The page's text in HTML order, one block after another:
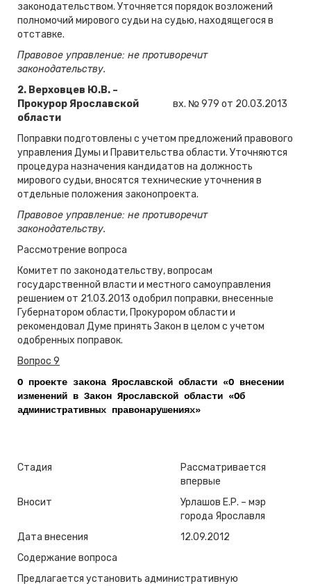
законодательством. Уточняется порядок возложений
полномочий мирового судьи на судью, находящегося в
отставке.
Правовое управление: не противоречит
законодательству.
2. Верховцев Ю.В. –
Прокурор Ярославской
области
вх. № 979 от 20.03.2013
Поправки подготовлены с учетом предложений правового
управления Думы и Правительства области. Уточняются
процедура назначения кандидатов на должность
мирового судьи, вносятся технические уточнения в
отдельные положения законопроекта.
Правовое управление: не противоречит
законодательству.
Рассмотрение вопроса
Комитет по законодательству, вопросам
государственной власти и местного самоуправления
решением от 21.03.2013 одобрил поправки, внесенные
Губернатором области, Прокурором области и
рекомендовал Думе принять Закон в целом с учетом
одобренных поправок.
Вопрос 9
О проекте закона Ярославской области «О внесении
изменений в Закон Ярославской области «Об
административных правонарушениях»
Стадия
Рассматривается
впервые
Вносит
Урлашов Е.Р. – мэр
города Ярославля
Дата внесения
12.09.2012
Содержание вопроса
Предлагается установить административную